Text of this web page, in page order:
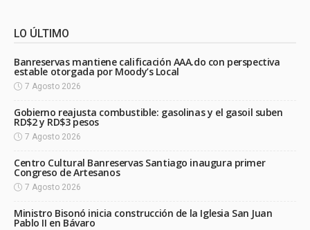
LO ÚLTIMO
Banreservas mantiene calificación AAA.do con perspectiva
estable otorgada por Moody’s Local
7 Agosto 2026
Gobierno reajusta combustible: gasolinas y el gasoil suben
RD$2 y RD$3 pesos
7 Agosto 2026
Centro Cultural Banreservas Santiago inaugura primer
Congreso de Artesanos
7 Agosto 2026
Ministro Bisonó inicia construcción de la Iglesia San Juan
Pablo II en Bávaro